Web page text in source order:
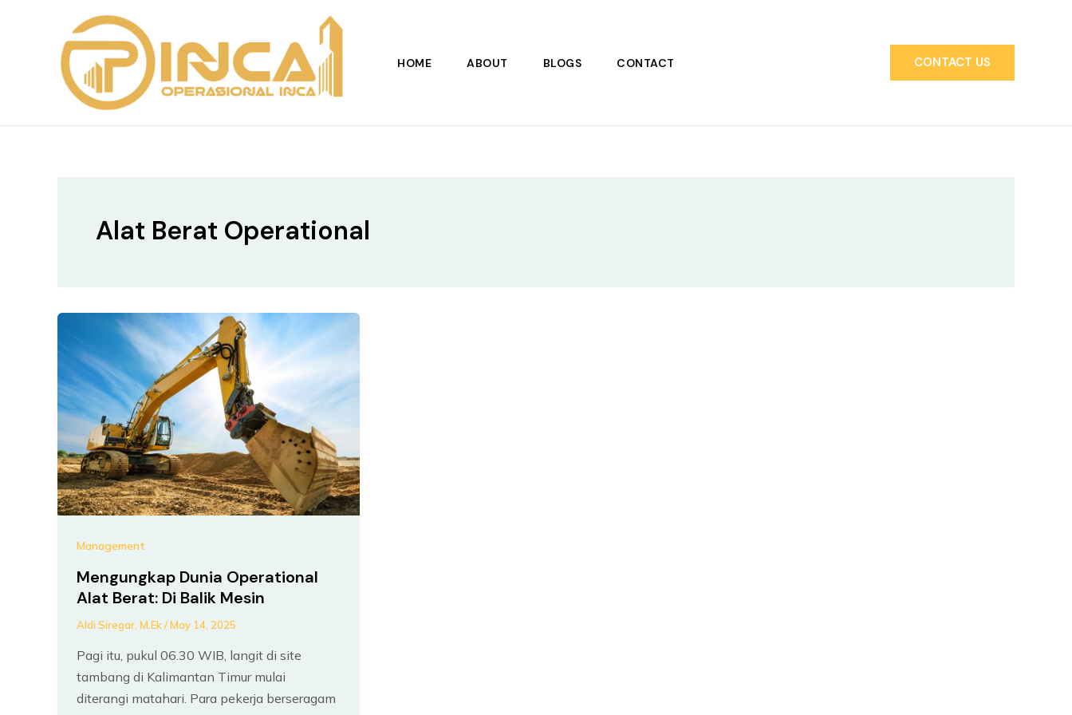
HOME ABOUT BLOGS CONTACT CONTACT US
Alat Berat Operational
Management
Mengungkap Dunia Operational
Alat Berat: Di Balik Mesin
Aldi Siregar, M.Ek/May 14, 2025
Pagi itu, pukul 06.30 WIB, langit di site
tambang di Kalimantan Timur mulai
diterangi matahari. Para pekerja berseragam